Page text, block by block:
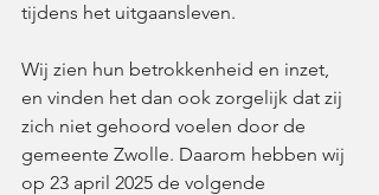
tijdens het uitgaansleven.
Wij zien hun betrokkenheid en inzet,
en vinden het dan ook zorgelijk dat zij
zich niet gehoord voelen door de
gemeente Zwolle. Daarom hebben wij
op 23 april 2025 de volgende